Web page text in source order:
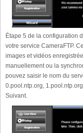
Étape 5 de la configuration
votre service CameraFTP.
images et vidéos
manuellement ou la
pouvez saisir le nom du
0.pool.ntp.org,
Suivant.